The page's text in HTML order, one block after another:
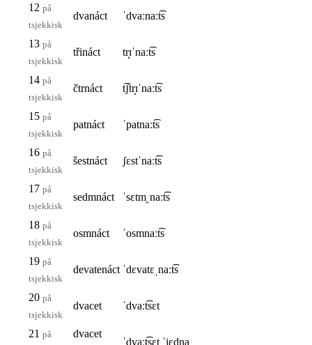
12 på
tsjekkisk
dvanáct ˈdvaːnaːt͡s
13 på
tsjekkisk
třináct tr̝ɪˈnaːt͡s
14 på
tsjekkisk
čtrnáct t͡ʃtr̝ɪˈnaːt͡s
15 på
tsjekkisk
patnáct ˈpatnaːt͡s
16 på
tsjekkisk
šestnáct ʃɛstˈnaːt͡s
17 på
tsjekkisk
sedmnáct ˈsɛtm̩ˌnaːt͡s
18 på
tsjekkisk
osmnáct ˈosmnaːt͡s
19 på
tsjekkisk
devatenáct ˈdɛvatɛˌnaːt͡s
20 på
tsjekkisk
dvacet ˈdvaːt͡sɛt
21 på
dvacet
ˈdvaːt͡sɛt ˈjɛdna